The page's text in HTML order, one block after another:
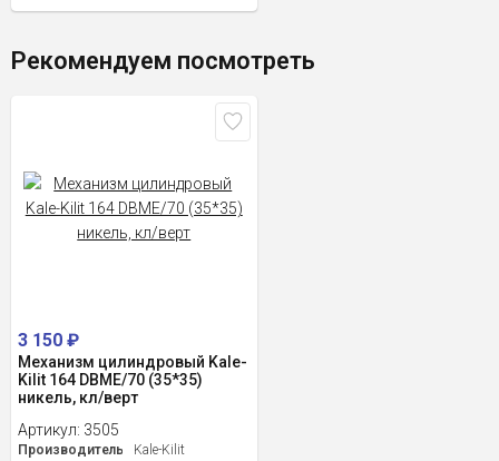
Рекомендуем посмотреть
3 150 ₽
Механизм цилиндровый Kale-
Kilit 164 DBME/70 (35*35)
никель, кл/верт
Артикул: 3505
Производитель
Kale-Kilit